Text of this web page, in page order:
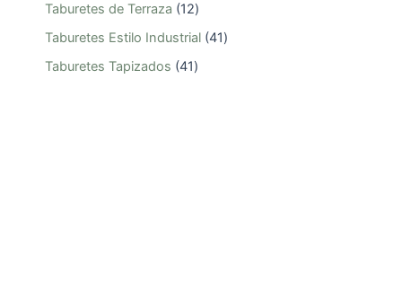
Taburetes de Terraza
12
Taburetes Estilo Industrial 41
Taburetes Tapizados 41